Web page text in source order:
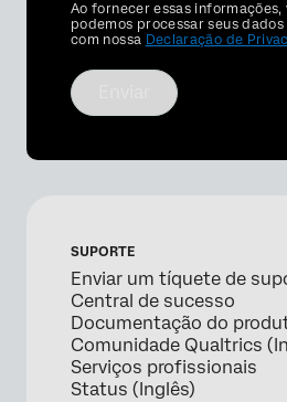
Privacy
Optin
Ao fornecer essas
podemos processar seus
com nossa Declaração de
SUPORTE
Enviar um tíquete de
Central de sucesso
Documentação do
Comunidade Qualtrics
Serviços profissionais
Status (Inglês)